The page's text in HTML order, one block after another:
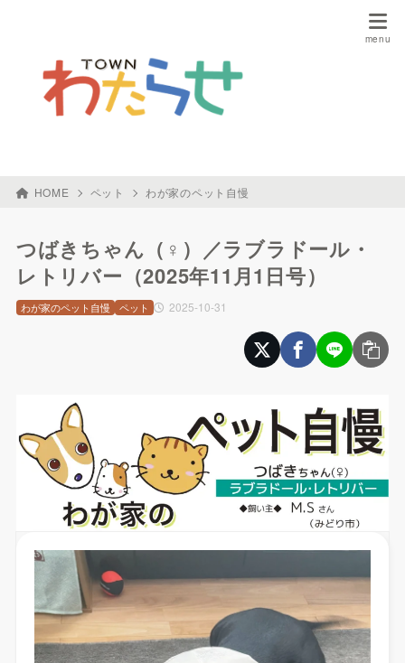
HOME ペット わが家のペット自慢
つばきちゃん（♀）／ラブラドール・
レトリバー（2025年11月1日号）
2025-10-31
わが家のペット自慢 ペット